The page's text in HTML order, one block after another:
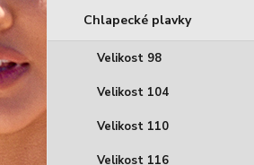
Chlapecké plavky
Velikost 98
Velikost 104
Velikost 110
Velikost 116